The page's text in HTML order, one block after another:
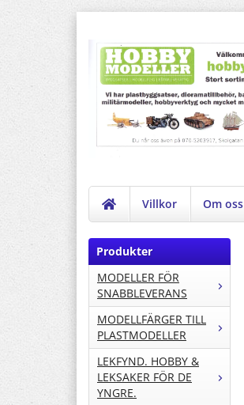
Villkor Om oss
Produkter
MODELLER FÖR
SNABBLEVERANS
MODELLFÄRGER TILL
PLASTMODELLER
LEKFYND. HOBBY &
LEKSAKER FÖR DE
YNGRE.